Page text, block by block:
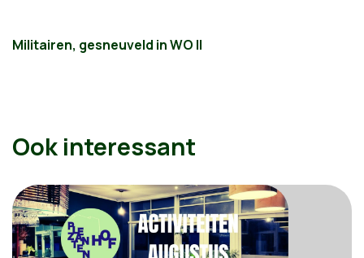
Militairen, gesneuveld in WO II
Ook interessant